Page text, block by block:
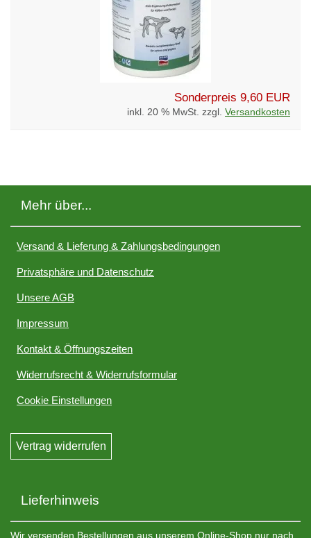
Sonderpreis 9,60 EUR
inkl. 20 % MwSt. zzgl. Versandkosten
Mehr über...
Versand & Lieferung & Zahlungsbedingungen
Privatsphäre und Datenschutz
Unsere AGB
Impressum
Kontakt & Öffnungszeiten
Widerrufsrecht & Widerrufsformular
Cookie Einstellungen
Vertrag widerrufen
Lieferhinweis
Wir versenden Bestellungen aus unserem Online-Shop nur nach